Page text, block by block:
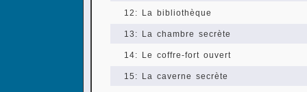
12: La bibliothèque
13: La chambre secrète
14: Le coffre-fort ouvert
15: La caverne secrète